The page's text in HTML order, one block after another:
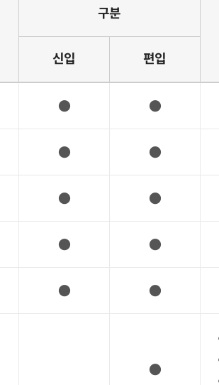
구분
신입
편입
● ●
● ●
● ●
● ●
● ●
●